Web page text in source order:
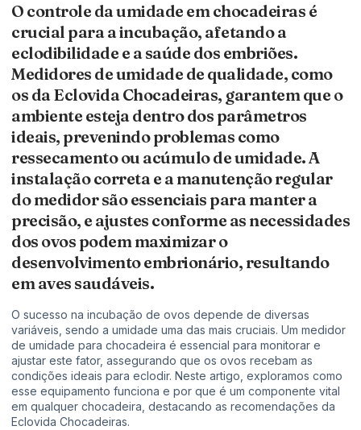
O controle da umidade em chocadeiras é
crucial para a incubação, afetando a
eclodibilidade e a saúde dos embriões.
Medidores de umidade de qualidade, como
os da Eclovida Chocadeiras, garantem que o
ambiente esteja dentro dos parâmetros
ideais, prevenindo problemas como
ressecamento ou acúmulo de umidade. A
instalação correta e a manutenção regular
do medidor são essenciais para manter a
precisão, e ajustes conforme as necessidades
dos ovos podem maximizar o
desenvolvimento embrionário, resultando
em aves saudáveis.
O sucesso na incubação de ovos depende de diversas
variáveis, sendo a umidade uma das mais cruciais. Um medidor
de umidade para chocadeira é essencial para monitorar e
ajustar este fator, assegurando que os ovos recebam as
condições ideais para eclodir. Neste artigo, exploramos como
esse equipamento funciona e por que é um componente vital
em qualquer chocadeira, destacando as recomendações da
Eclovida Chocadeiras.